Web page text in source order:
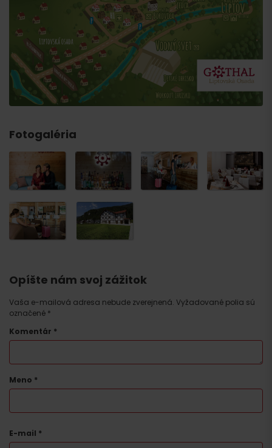
Fotogaléria
Opíšte nám svoj zážitok
Vaša e-mailová adresa nebude zverejnená. Vyžadované polia sú
označené *
Komentár *
Meno *
E-mail *
Príchod